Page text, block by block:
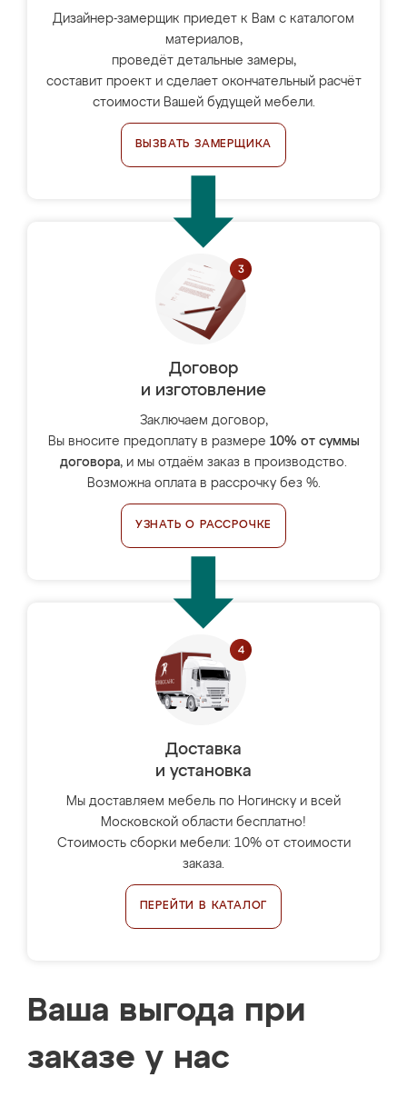
Дизайнер-замерщик приедет к Вам с каталогом
материалов,
проведёт детальные замеры,
составит проект и сделает окончательный расчёт
стоимости Вашей будущей мебели.
ВЫЗВАТЬ ЗАМЕРЩИКА
Договор
и изготовление
Заключаем договор,
Вы вносите предоплату в размере 10% от суммы
договора, и мы отдаём заказ в производство.
Возможна оплата в рассрочку без %.
УЗНАТЬ О РАССРОЧКЕ
Доставка
и установка
Мы доставляем мебель по Ногинску и всей
Московской области бесплатно!
Стоимость сборки мебели: 10% от стоимости
заказа.
ПЕРЕЙТИ В КАТАЛОГ
Ваша выгода при
заказе у нас